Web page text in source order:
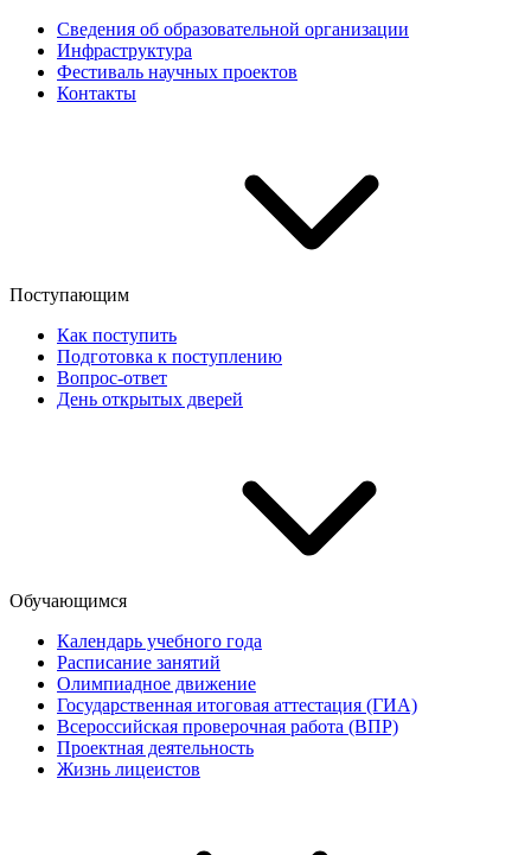
Сведения об образовательной организации
Инфраструктура
Фестиваль научных проектов
Контакты
Поступающим
Как поступить
Подготовка к поступлению
Вопрос-ответ
День открытых дверей
Обучающимся
Календарь учебного года
Расписание занятий
Олимпиадное движение
Государственная итоговая аттестация (ГИА)
Всероссийская проверочная работа (ВПР)
Проектная деятельность
Жизнь лицеистов